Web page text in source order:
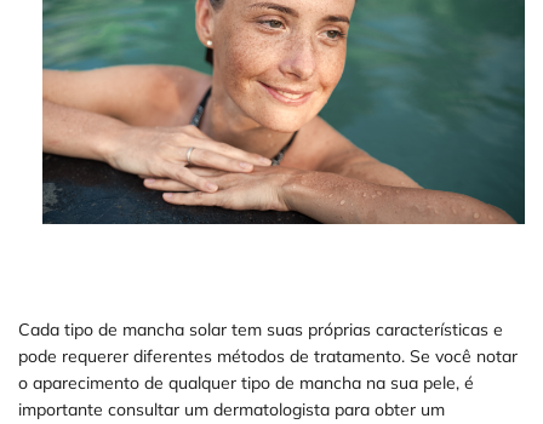
Cada tipo de mancha solar tem suas próprias características e
pode requerer diferentes métodos de tratamento. Se você notar
o aparecimento de qualquer tipo de mancha na sua pele, é
importante consultar um dermatologista para obter um